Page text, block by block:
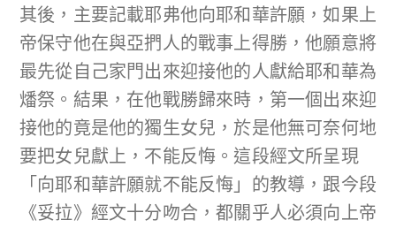
其後，主要記載耶弗他向耶和華許願，如果上
帝保守他在與亞捫人的戰事上得勝，他願意將
最先從自己家門出來迎接他的人獻給耶和華為
燔祭。結果，在他戰勝歸來時，第一個出來迎
接他的竟是他的獨生女兒，於是他無可奈何地
要把女兒獻上，不能反悔。這段經文所呈現
「向耶和華許願就不能反悔」的教導，跟今段
《妥拉》經文十分吻合，都關乎人必須向上帝